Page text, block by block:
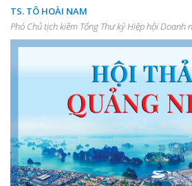
TS. TÔ HOÀI NAM
Phó Chủ tịch kiêm Tổng Thư ký Hiệp hội Doanh